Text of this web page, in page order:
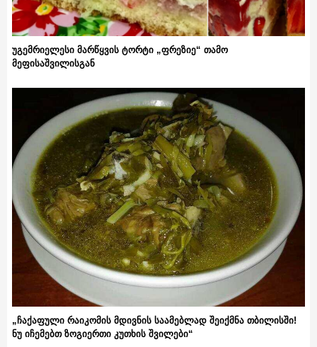
უგემრიელესი მარწყვის ტორტი „ფრეზიე“ თამო
მეფისაშვილისგან
„ჩაქაფული რაიკომის მდივნის საამებლად შეიქმნა თბილისში!
ნუ იჩემებთ ზოგიერთი კუთხის შვილები“